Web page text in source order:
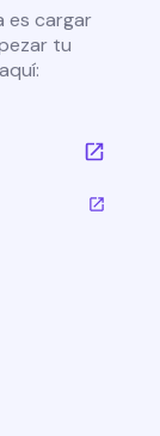
es cargar
tu